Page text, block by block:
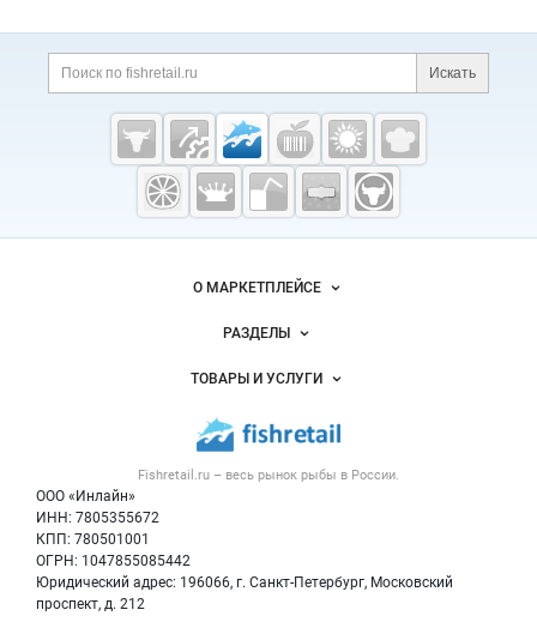
Дополнительная информация
Поиск по сайту и
Искать
Cсылки на полезные проекты
Fishretail.ru —
рыба,
морепродукты
Важные разделы и контакты
Fishretail.ru – весь рынок рыбы в России.
ООО «Инлайн»
ИНН: 7805355672
КПП: 780501001
ОГРН: 1047855085442
Юридический адрес: 196066, г. Санкт-Петербург, Московский
проспект, д. 212
Навигация по сайтуО МАРКЕТПЛЕЙСЕ
Новости Fishretail.ru
Размещение рекламы
Публичная оферта
Контактная информация
Политика обработки персональных данных
РАЗДЕЛЫ
Объявления
Новости рынка
Блог
ТОВАРЫ И УСЛУГИ
Рыба
Икра